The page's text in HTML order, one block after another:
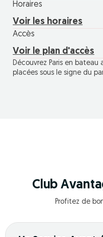
Horaires
Voir les horaires
Accès
Voir le plan d'accès
Découvrez Paris en bateau
placées sous le signe du
Club
Profitez de